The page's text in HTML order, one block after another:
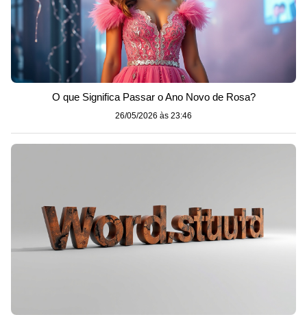
O que Significa Passar o Ano Novo de Rosa?
26/05/2026 às 23:46